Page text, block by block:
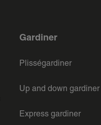
Gardiner
Plisségardiner
Up and down gardiner
Express gardiner